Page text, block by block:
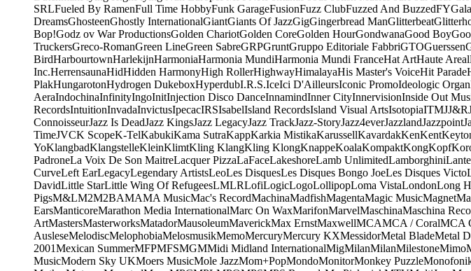
SRLFueled By RamenFull Time HobbyFunk GarageFusionFuzz ClubFuzzed And BuzzedFYGala
DreamsGhosteenGhostly InternationalGiantGiants Of JazzGigGingerbread ManGlitterbeat
Bop!Godz ov War ProductionsGolden ChariotGolden CoreGolden HourGondwanaGood Boy
TruckersGreco-RomanGreen LineGreen SabreGRPGruntGruppo Editoriale FabbriGTOGuerssen
BirdHarbourtownHarlekijnHarmoniaHarmonia MundiHarmonia Mundi FranceHat ArtHaute Areal
Inc.HerrensaunaHidHidden HarmonyHigh RollerHighwayHimalayaHis Master's VoiceHit Parade
PlakHungarotonHydrogen DukeboxHyperdubI.R.S.IceIci D'AilleursIconic PromoIdeologic Organ
AeraIndochinaInfinityIngoInitInjection Disco DanceInnamindInner CityInnervisionInside Out
RecordsIntuitionInvadaInvictusIpecacIRSIsabelIsland RecordsIsland Visual ArtsIsotopiaITMJJ&R
ConnoisseurJazz Is DeadJazz KingsJazz LegacyJazz TrackJazz-StoryJazz4everJazzlandJazzpoint
TimeJVCK ScopeK-TelKabukiKama SutraKappKarkia MistikaKarussellKavardakKenKent
YoKlangbadKlangstelleKleinKlimtKling KlangKling KlongKnappeKoalaKompaktKongKopf
PadroneLa Voix De Son MaitreLacquer PizzaLaFaceLakeshoreLamb UnlimitedLamborghini
CurveLeft EarLegacyLegendary ArtistsLeoLes DisquesLes Disques Bongo JoeLes Disques Victo
DavidLittle StarLittle Wing Of RefugeesLMLRLofiLogicLogoLollipopLoma VistaLondonLong
PigsM&LM2M2BAMAMA MusicMac's RecordMachinaMadfishMagentaMagic MusicMagnet
EarsManticoreMarathon Media InternationalMarc On WaxMarifonMarvelMaschinaMaschina
ArtMastersMasterworksMatadorMausoleumMaverickMax ErnstMaxwellMCAMCA / CoralMCA
AusleseMelodiscMelophobiaMelosmusikMemoMercuryMercury KXMessidorMetal BladeMetal
2001Mexican SummerMFPMFSMGMMidi Midland InternationalMigMilanMilanMilestoneMimo
MusicModern Sky UKMoers MusicMole JazzMom+PopMondoMonitorMonkey Puzzle